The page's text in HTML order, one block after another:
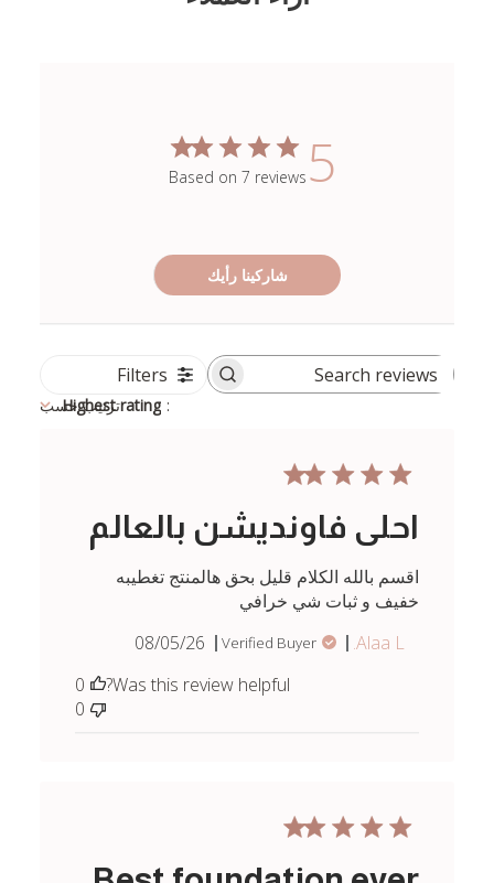
5
Based on 7 reviews
شاركينا رأيك
Search
Filters
ترتيب حسب :
Highest rating
احلى فاونديشن بالعالم
اقسم بالله الكلام قليل بحق هالمنتج تغطيبه
خفيف و ثبات شي خرافي
Alaa L.
Verified Buyer
Published08/05/26
Was this review helpful?
0
0